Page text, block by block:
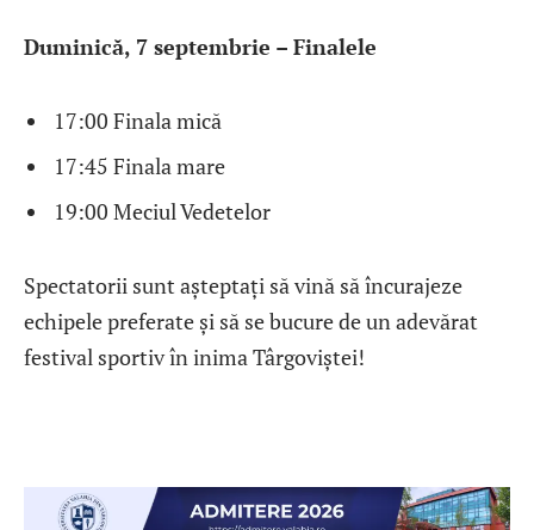
Duminică, 7 septembrie – Finalele
17:00 Finala mică
17:45 Finala mare
19:00 Meciul Vedetelor
Spectatorii sunt așteptați să vină să încurajeze
echipele preferate și să se bucure de un adevărat
festival sportiv în inima Târgoviștei!